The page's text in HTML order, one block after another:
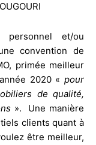
et/ou
convention de
primée meilleur
2020 « pour
de qualité,
». Une manière
clients quant à
être meilleur,